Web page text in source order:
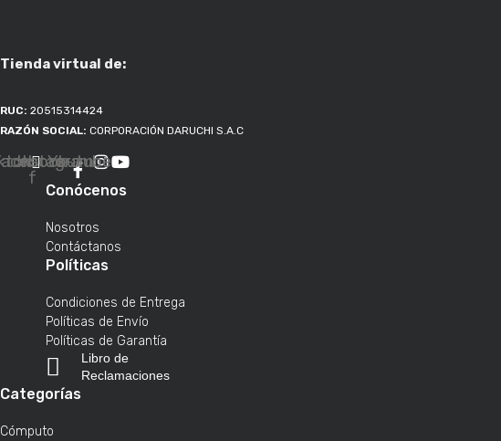
Tienda virtual de:
RUC: 20515314424
RAZÓN SOCIAL: CORPORACIÓN DARUCHI S.A.C
f
Instagram
Youtube
Conócenos
Nosotros
Contáctanos
Políticas
Condiciones de Entrega
Políticas de Envío
Políticas de Garantía
Libro de
Reclamaciones
Categorías
Cómputo